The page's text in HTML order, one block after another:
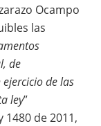
Ocampo
las
de
de las
ley”
de 2011,